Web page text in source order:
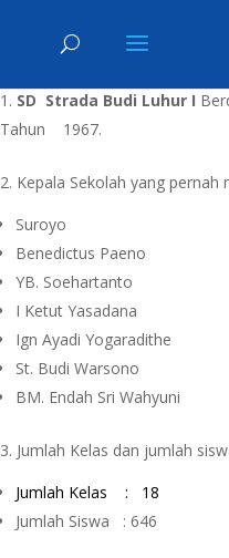
SD Strada Budi Luhur I
Tahun 1967.
2. Kepala Sekolah yang
Suroyo
Benedictus Paeno
YB. Soehartanto
I Ketut Yasadana
Ign Ayadi Yogaradithe
St. Budi Warsono
BM. Endah Sri Wahyuni
3. Jumlah Kelas dan jumlah
Jumlah Kelas : 18
Jumlah Siswa : 646